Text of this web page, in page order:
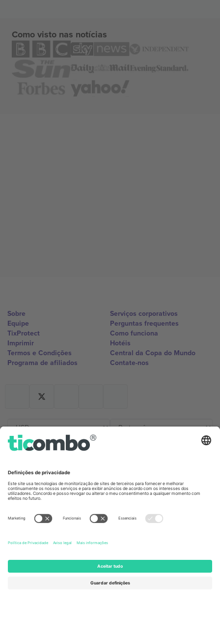
Como visto nas notícias
Sobre
Equipe
TixProtect
Imprimir
Termos e Condições
Programa de afiliados
Serviços corporativos
Perguntas frequentes
Como funciona
Hotéis
Central da Copa do Mundo
Contate-nos
Germany
Unter den Linden 24, 10117
United Kingdom
167 City Road, London, Greater
Kingdom
United States
Newark, Delaware 19713, United
States
Engelberg, Switzerland